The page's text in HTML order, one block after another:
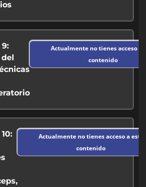
Actualmente no tienes acceso a
contenido
Actualmente no tienes acceso a este
contenido